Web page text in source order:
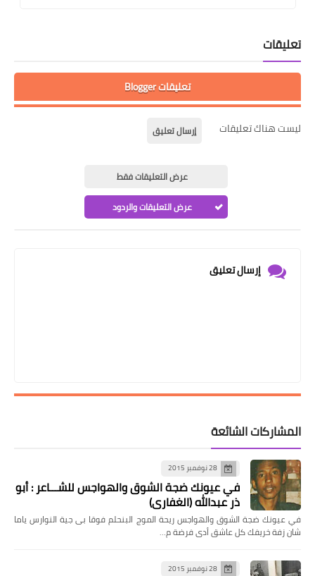
تعليقات
تعليقات Blogger
ليست هناك تعليقات إرسال تعليق
عرض التعليقات فقط
عرض التعليقات والردود
إرسال تعليق
المشاركات الشائعة
28 نوفمبر 2015
في عيونك ضجة الشوق والهواجس للشـــاعر : أبو
ذر عبدالله (الغفاري)
في عيونك ضجة الشوق والهواجس ريحة الموج البنحلم فوقا بى جية النوارس ياما
شان زفة خريفك كل عاشق أدى فرضة م…
28 نوفمبر 2015